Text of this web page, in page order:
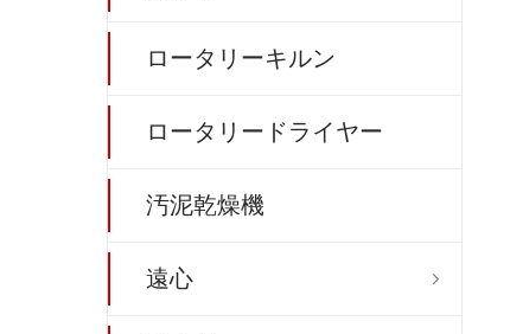
ロータリーキルン
ロータリードライヤー
汚泥乾燥機
遠心 